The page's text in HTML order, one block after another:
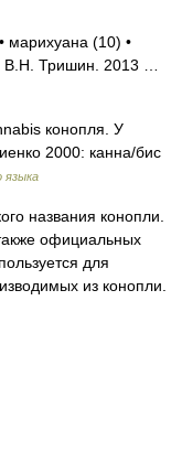
марихуана (10) •
В.Н. Тришин. 2013 …
конопля. У
2000: канна/бис
языка
названия конопли.
официальных
для
из конопли.